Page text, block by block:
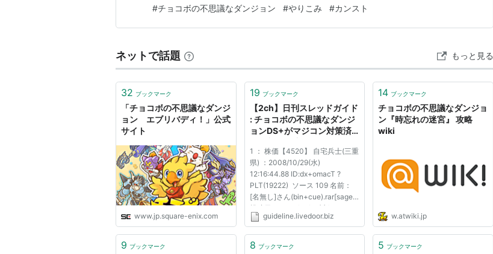
チョコボの不思議なダンジョン for ワンダースワン ワンダースワン
チョコボの不思議なダンジョン 時忘れの迷宮 Wii 2007年12月13日
シドとチョコボの不思議なダンジョン 時忘れの迷宮
DS+
2008年10月30
日
関連商品
チョコボの不思議なダンジョン
出版社/メーカー: スクウェア
発売日:1997/12/23
メディア:Video Game
クリック: 12回
この商品を含むブログ (12件) を見る
チョコボの不思議なダンジョンforWS 【ワンダースワン】
載している画像、動画、引用文等の著作権は各権利者所有者に帰属しております。また
当ブログの文章や画像など掲載内容の無断掲載・無…
#チョコボの不思議なダンジョン #やりこみ #カンスト
ネットで話題 もっと見る
32 ブックマーク
「チョコボの不思議なダンジ
ョン エブリバディ！」公式
サイト
www.jp.square-enix.com
19 ブックマーク
【2ch】日刊スレッドガイド
: チョコボの不思議なダンジ
ョンDS+がマジコン対策済
1 ： 株価【4520】 自宅兵士(三重
県) ：2008/10/29(水)
12:16:44.88 ID:dx+omacT ?
PLT(19222) ソース 109 名前：
[名無し]さん(bin+cue).rar[sage]
投稿日：2008/10/29(水)
01:56:53 ID:ngLtkHCa0 チョコ
チュートリアルで死んだら画面真
guideline.livedoor.biz
14 ブックマーク
チョコボの不思議なダンジョ
ン『時忘れの迷宮』 攻略
wiki
w.atwiki.jp
9 ブックマーク 8 ブックマーク 5 ブックマーク